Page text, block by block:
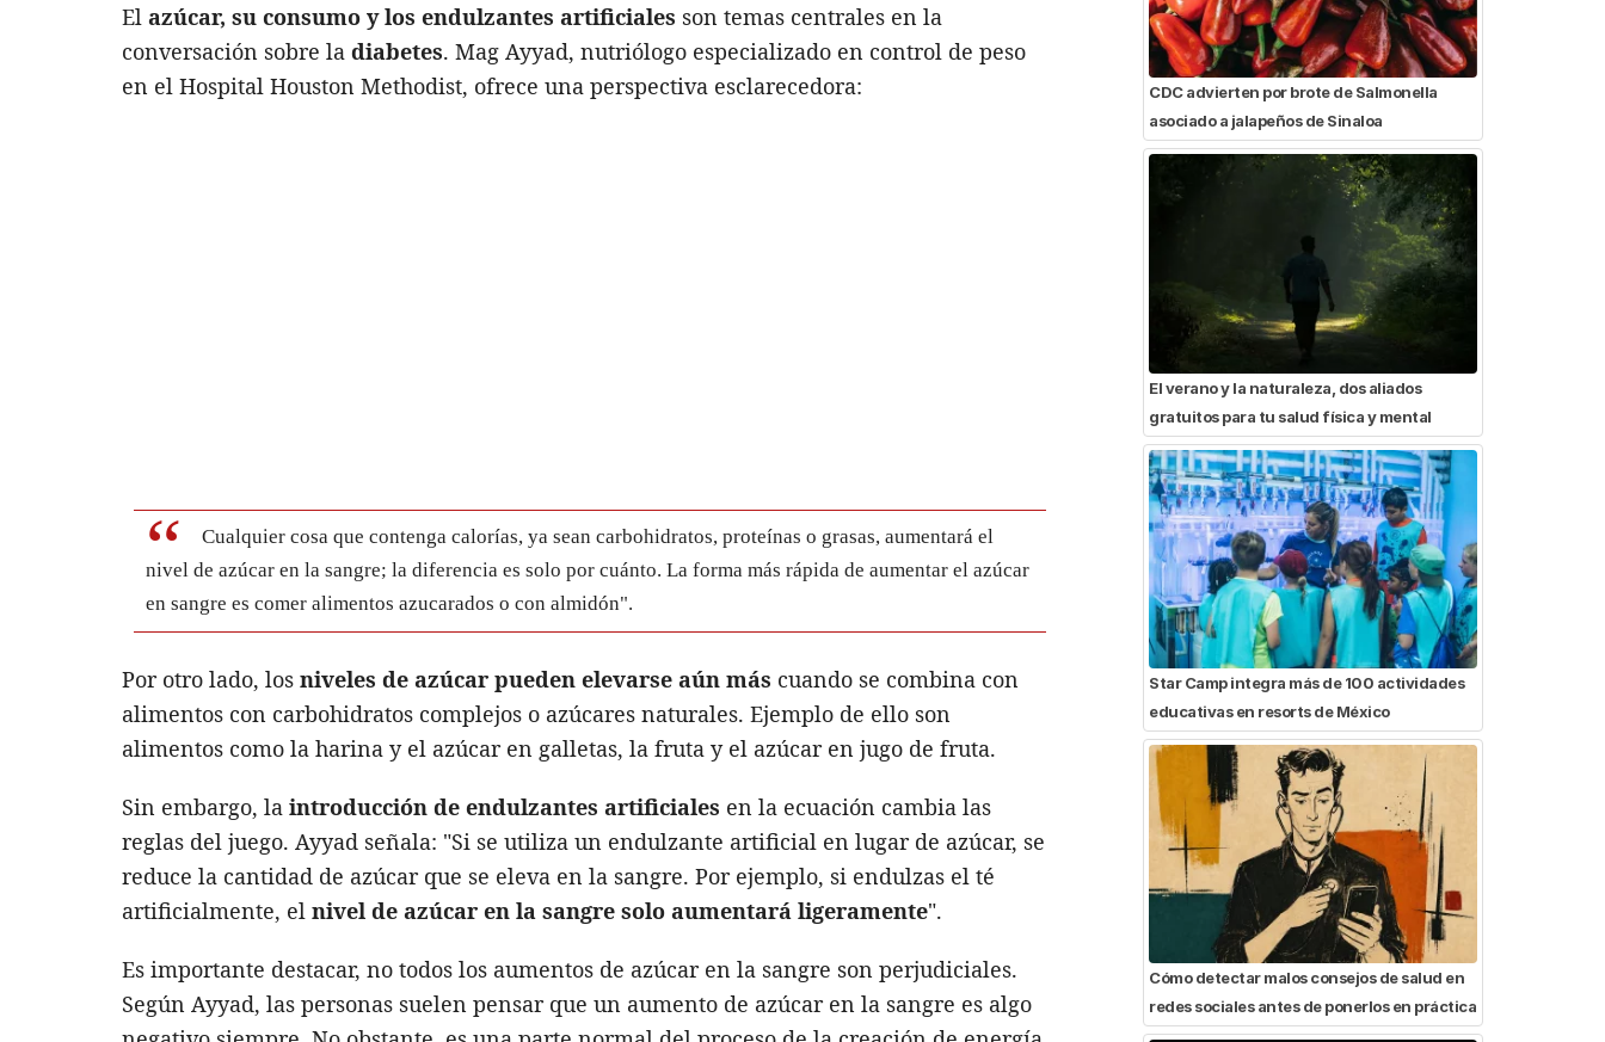
El azúcar, su consumo y los endulzantes artificiales son temas centrales en la
conversación sobre la diabetes. Mag Ayyad, nutriólogo especializado en control de peso
en el Hospital Houston Methodist, ofrece una perspectiva esclarecedora:
Cualquier cosa que contenga calorías, ya sean carbohidratos, proteínas o grasas, aumentará el
nivel de azúcar en la sangre; la diferencia es solo por cuánto. La forma más rápida de aumentar el azúcar
en sangre es comer alimentos azucarados o con almidón".
Por otro lado, los niveles de azúcar pueden elevarse aún más cuando se combina con
alimentos con carbohidratos complejos o azúcares naturales. Ejemplo de ello son
alimentos como la harina y el azúcar en galletas, la fruta y el azúcar en jugo de fruta.
Sin embargo, la introducción de endulzantes artificiales en la ecuación cambia las
reglas del juego. Ayyad señala: "Si se utiliza un endulzante artificial en lugar de azúcar, se
reduce la cantidad de azúcar que se eleva en la sangre. Por ejemplo, si endulzas el té
artificialmente, el nivel de azúcar en la sangre solo aumentará ligeramente".
Es importante destacar, no todos los aumentos de azúcar en la sangre son perjudiciales.
Según Ayyad, las personas suelen pensar que un aumento de azúcar en la sangre es algo
CDC advierten por brote de Salmonella
asociado a jalapeños de Sinaloa
El verano y la naturaleza, dos aliados
gratuitos para tu salud física y mental
Star Camp integra más de 100 actividades
educativas en resorts de México
Cómo detectar malos consejos de salud en
redes sociales antes de ponerlos en práctica